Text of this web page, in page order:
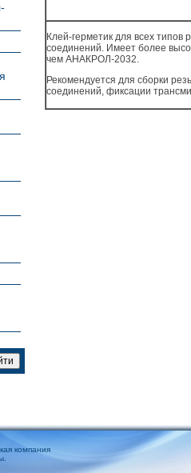
Клей-герметик для всех типов
соединений. Имеет более
чем АНАКРОЛ-2032.
Рекомендуется для сборки
соединений, фиксации
компания